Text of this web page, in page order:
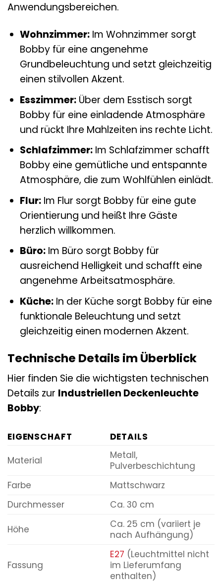
Anwendungsbereichen.
Wohnzimmer:Im Wohnzimmer sorgt
Bobby für eine angenehme
Grundbeleuchtung und setzt gleichzeitig
einen stilvollen Akzent.
Esszimmer:Über dem Esstisch sorgt
Bobby für eine einladende Atmosphäre
und rückt Ihre Mahlzeiten ins rechte Licht.
Schlafzimmer:Im Schlafzimmer schafft
Bobby eine gemütliche und entspannte
Atmosphäre, die zum Wohlfühlen einlädt.
Flur:Im Flur sorgt Bobby für eine gute
Orientierung und heißt Ihre Gäste
herzlich willkommen.
Büro:Im Büro sorgt Bobby für
ausreichend Helligkeit und schafft eine
angenehme Arbeitsatmosphäre.
Küche:In der Küche sorgt Bobby für eine
funktionale Beleuchtung und setzt
gleichzeitig einen modernen Akzent.
Technische Details im Überblick
Hier finden Sie die wichtigsten technischen
Details zur Industriellen Deckenleuchte
Bobby:
EIGENSCHAFT
DETAILS
Material
Metall,
Pulverbeschichtung
Farbe
Mattschwarz
Durchmesser
Ca. 30 cm
Höhe
Ca. 25 cm (variiert je
nach Aufhängung)
Fassung
E27 (Leuchtmittel nicht
im Lieferumfang
enthalten)